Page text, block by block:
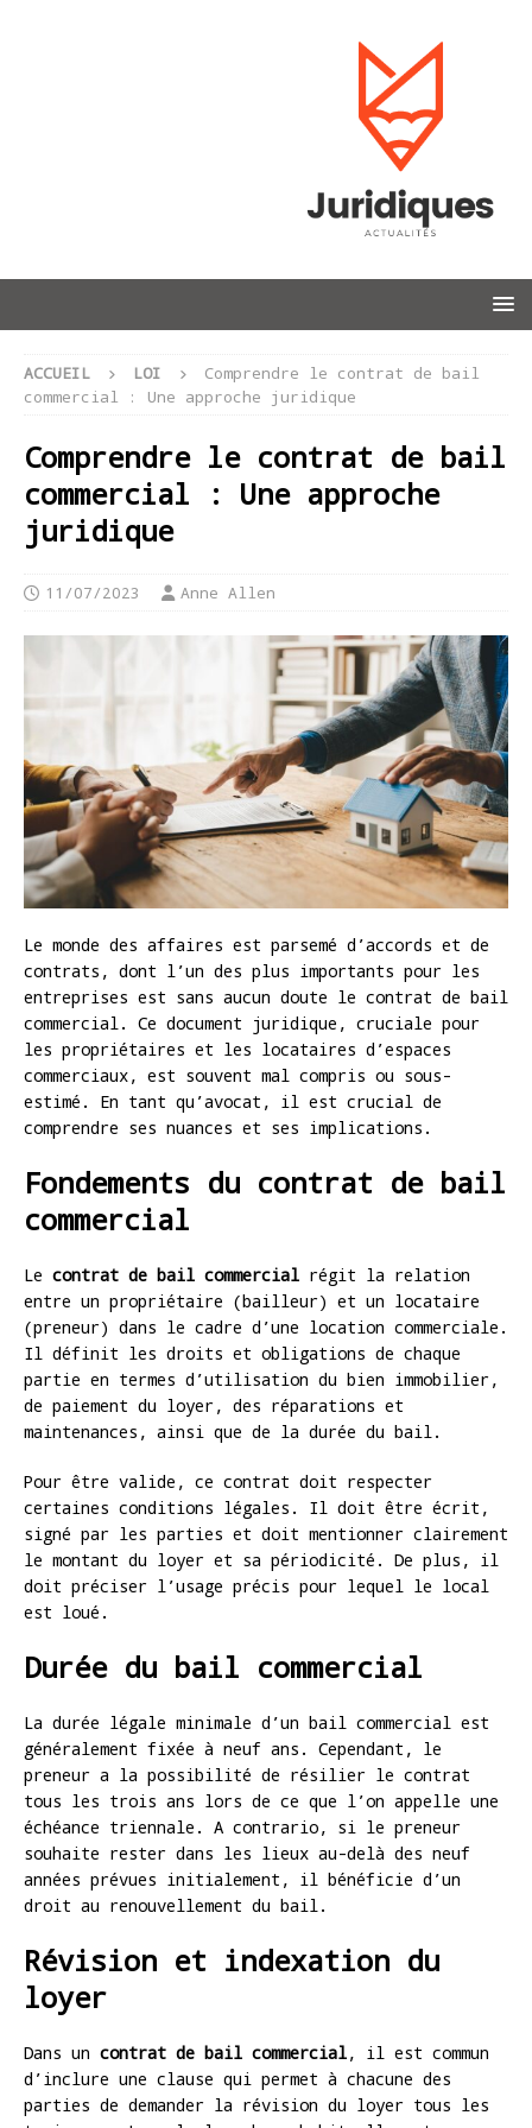
ACCUEIL LOI
Comprendre le contrat de bail
commercial : Une approche juridique
Comprendre le contrat de bail
commercial : Une approche
juridique
11/07/2023 Anne Allen
Le monde des affaires est parsemé d’accords et de
contrats, dont l’un des plus importants pour les
entreprises est sans aucun doute le contrat de bail
commercial. Ce document juridique, cruciale pour
les propriétaires et les locataires d’espaces
commerciaux, est souvent mal compris ou sous-
estimé. En tant qu’avocat, il est crucial de
comprendre ses nuances et ses implications.
Fondements du contrat de bail
commercial
Le contrat de bail commercial régit la relation
entre un propriétaire (bailleur) et un locataire
(preneur) dans le cadre d’une location commerciale.
Il définit les droits et obligations de chaque
partie en termes d’utilisation du bien immobilier,
de paiement du loyer, des réparations et
maintenances, ainsi que de la durée du bail.
Pour être valide, ce contrat doit respecter
certaines conditions légales. Il doit être écrit,
signé par les parties et doit mentionner clairement
le montant du loyer et sa périodicité. De plus, il
doit préciser l’usage précis pour lequel le local
est loué.
Durée du bail commercial
La durée légale minimale d’un bail commercial est
généralement fixée à neuf ans. Cependant, le
preneur a la possibilité de résilier le contrat
tous les trois ans lors de ce que l’on appelle une
échéance triennale. A contrario, si le preneur
souhaite rester dans les lieux au-delà des neuf
années prévues initialement, il bénéficie d’un
droit au renouvellement du bail.
Révision et indexation du
loyer
Dans un contrat de bail commercial, il est commun
d’inclure une clause qui permet à chacune des
parties de demander la révision du loyer tous les